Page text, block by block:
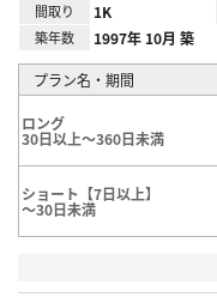
間取り 1K
築年数 1997年 10月 築
プラン名・期間
ロング
30日以上～360日未満
ショート【7日以上】
～30日未満